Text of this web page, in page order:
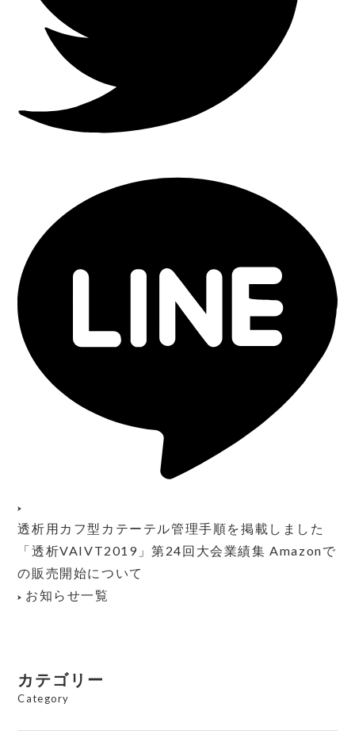
透析用カフ型カテーテル管理手順を掲載しました
「透析VAIVT2019」第24回大会業績集 Amazonで
の販売開始について
お知らせ一覧
カテゴリー
Category